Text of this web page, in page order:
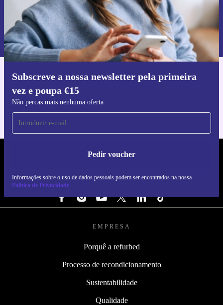
Subscreve a nossa newsletter pela primeira
vez e poupa €15
Não percas mais nenhuma oferta
Pedir voucher
Informações sobre o uso de dados pessoais podem ser encontrados na nossa
Política de Privacidade
Pedir voucher
Informações sobre o uso de dados pessoais podem ser encontrados na
nossa
Política de Privacidade.
Faz o download da app refurbed
Para iOS e Android
REFURBED PORTUGAL - RETHINK NEW.
SEGUE-NOS
EMPRESA
Porquê a refurbed
Processo de recondicionamento
Sustentabilidade
Qualidade